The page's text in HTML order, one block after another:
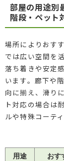
部屋の用途別
階段・ペット
場所によりおす
では広い空間を
落ち着きや安定
います。廊下や
向に揃え、滑り
ト対応の場合は
ルや特殊コーテ
用途 おす